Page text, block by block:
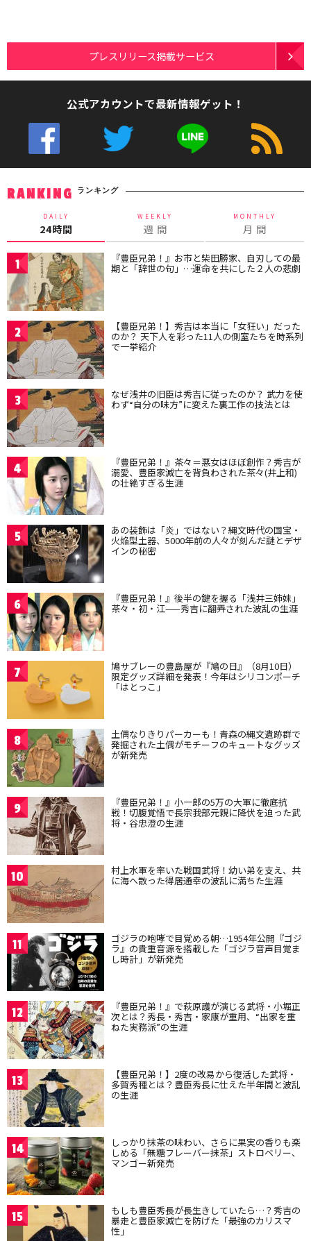
プレスリリース掲載サービス
公式アカウントで最新情報ゲット！
RANKING ランキング
DAILY
24時間
WEEKLY
週 間
MONTHLY
月 間
1 『豊臣兄弟！』お市と柴田勝家、自刃しての最
期と「辞世の句」…運命を共にした２人の悲劇
2 【豊臣兄弟！】秀吉は本当に「女狂い」だった
のか？ 天下人を彩った11人の側室たちを時系列
で一挙紹介
3 なぜ浅井の旧臣は秀吉に従ったのか？ 武力を使
わず“自分の味方”に変えた裏工作の技法とは
4 『豊臣兄弟！』茶々＝悪女はほぼ創作？秀吉が
溺愛、豊臣家滅亡を背負わされた茶々(井上和)
の壮絶すぎる生涯
5 あの装飾は「炎」ではない？縄文時代の国宝・
火焔型土器、5000年前の人々が刻んだ謎とデザ
インの秘密
6 『豊臣兄弟！』後半の鍵を握る「浅井三姉妹」
茶々・初・江——秀吉に翻弄された波乱の生涯
7 鳩サブレーの豊島屋が『鳩の日』（8月10日）
限定グッズ詳細を発表！今年はシリコンポーチ
「はとっこ」
8 土偶なりきりパーカーも！青森の縄文遺跡群で
発掘された土偶がモチーフのキュートなグッズ
が新発売
9 『豊臣兄弟！』小一郎の5万の大軍に徹底抗
戦！切腹覚悟で長宗我部元親に降伏を迫った武
将・谷忠澄の生涯
10 村上水軍を率いた戦国武将！幼い弟を支え、共
に海へ散った得居通幸の波乱に満ちた生涯
11 ゴジラの咆哮で目覚める朝…1954年公開『ゴジ
ラ』の貴重音源を搭載した「ゴジラ音声目覚ま
し時計」が新発売
12 『豊臣兄弟！』で萩原護が演じる武将・小堀正
次とは？秀長・秀吉・家康が重用、“出家を重
ねた実務派”の生涯
13 【豊臣兄弟！】2度の改易から復活した武将・
多賀秀種とは？豊臣秀長に仕えた半年間と波乱
の生涯
14 しっかり抹茶の味わい、さらに果実の香りも楽
しめる「無糖フレーバー抹茶」ストロベリー、
マンゴー新発売
15 もしも豊臣秀長が長生きしていたら…？秀吉の
暴走と豊臣家滅亡を防げた「最強のカリスマ
性」